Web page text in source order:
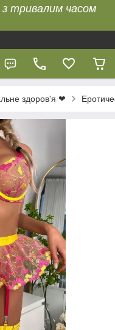
з тривалим часом
здоров'я ❤